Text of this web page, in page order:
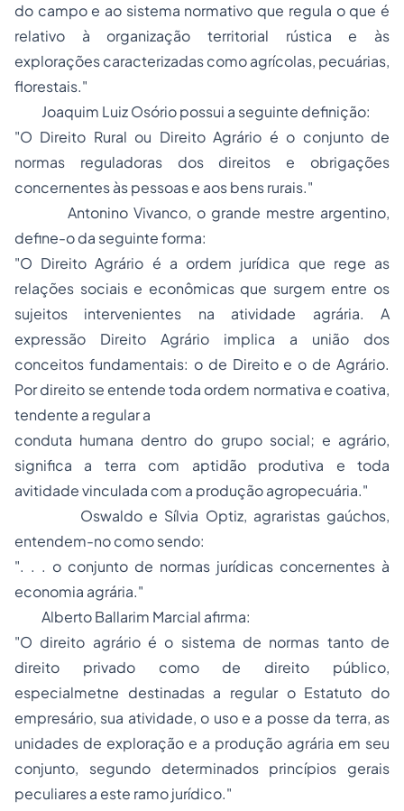
do campo e ao sistema normativo que regula o que é
relativo à organização territorial rústica e às
explorações caracterizadas como agrícolas, pecuárias,
florestais."
Joaquim Luiz Osóriopossui a seguinte definição:
"O Direito Rural ou Direito Agrário é o conjunto de
normas reguladoras dos direitos e obrigações
concernentes às pessoas e aos bens rurais."
Antonino Vivanco, o grande mestre argentino,
define-o da seguinte forma:
"O Direito Agrário é a ordem jurídica que rege as
relações sociais e econômicas que surgem entre os
sujeitos intervenientes na atividade agrária. A
expressão Direito Agrário implica a união dos
conceitos fundamentais: o de Direito e o de Agrário.
Por direito se entende toda ordem normativa e coativa,
tendente a regular a
conduta humana dentro do grupo social; e agrário,
significa a terra com aptidão produtiva e toda
avitidade vinculada com a produção agropecuária."
Oswaldo e Sílvia Optiz, agraristas gaúchos,
entendem-no como sendo:
". . . o conjunto de normas jurídicas concernentes à
economia agrária."
Alberto Ballarim Marcial afirma:
"O direito agrário é o sistema de normas tanto de
direito privado como de direito público,
especialmetne destinadas a regular o Estatuto do
empresário, sua atividade, o uso e a posse da terra, as
unidades de exploração e a produção agrária em seu
conjunto, segundo determinados princípios gerais
peculiares a este ramo jurídico."